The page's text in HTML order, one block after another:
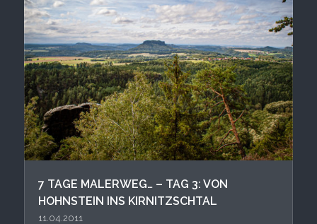
7 TAGE MALERWEG… – TAG 3: VON
HOHNSTEIN INS KIRNITZSCHTAL
11.04.2011